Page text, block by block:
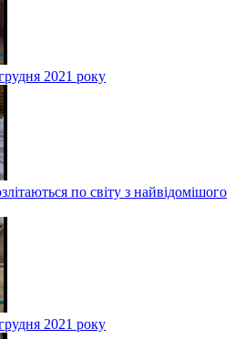
2021 року
по світу з найвідомішого
2021 року